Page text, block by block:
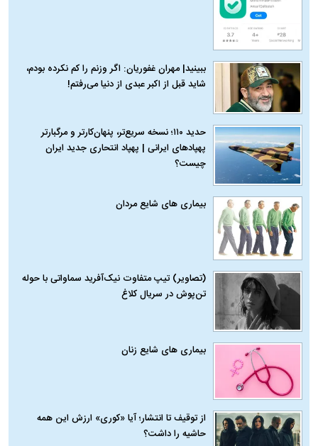
ببینید| مهران غفوریان: اگر وزنم را کم نکرده بودم،
شاید قبل از اکبر عبدی از دنیا می‌رفتم!
حدید ۱۱۰؛ نسخه سریع‌تر، پنهان‌کارتر و مرگبارتر
پهپادهای ایرانی | پهپاد انتحاری جدید ایران
چیست؟
بیماری‌ های شایع مردان
(تصاویر) تیپ متفاوت نیک‌آفرید سماواتی با حوله
تن‌پوش در سریال کلاغ
بیماری‌ های شایع زنان
از توقیف تا انتشار؛ آیا «کوری» ارزش این همه
حاشیه را داشت؟